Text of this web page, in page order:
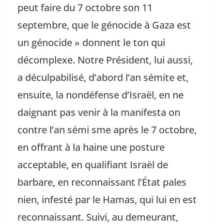
peut faire du 7 octobre son 11
septembre, que le génocide à Gaza est
un génocide » donnent le ton qui
décomplexe. Notre Président, lui aussi,
a déculpabilisé, d’abord l’an sémite et,
ensuite, la nondéfense d’Israël, en ne
daignant pas venir à la manifesta on
contre l’an sémi sme après le 7 octobre,
en offrant à la haine une posture
acceptable, en qualifiant Israël de
barbare, en reconnaissant l’État pales
nien, infesté par le Hamas, qui lui en est
reconnaissant. Suivi, au demeurant,